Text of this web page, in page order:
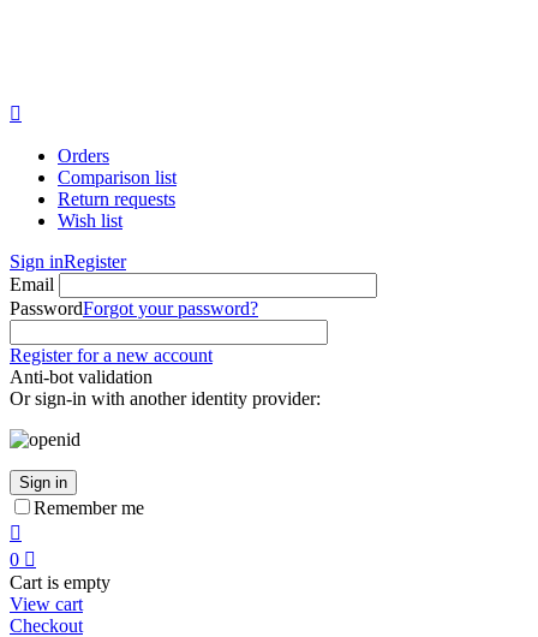

Orders
Comparison list
Return requests
Wish list
Sign inRegister
Email
PasswordForgot your password?
Register for a new account
Anti-bot validation
Or sign-in with another identity provider:
Sign in
Remember me

0 
Cart is empty
View cart
Checkout